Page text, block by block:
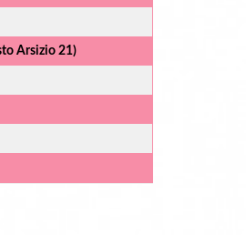
Arsizio 21)